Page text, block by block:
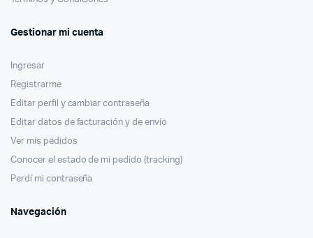
Gestionar mi cuenta
Ingresar
Registrarme
Editar perfil y cambiar contraseña
Editar datos de facturación y de envío
Ver mis pedidos
Conocer el estado de mi pedido (tracking)
Perdí mi contraseña
Navegación